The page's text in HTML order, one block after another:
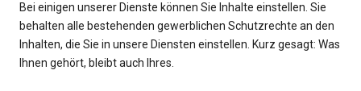
Bei einigen unserer Dienste können Sie Inhalte einstellen. Sie
behalten alle bestehenden gewerblichen Schutzrechte an den
Inhalten, die Sie in unsere Diensten einstellen. Kurz gesagt: Was
Ihnen gehört, bleibt auch Ihres.